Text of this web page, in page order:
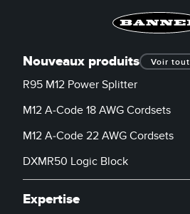
Nouveaux produits Voir tout
R95 M12 Power Splitter
M12 A-Code 18 AWG Cordsets
M12 A-Code 22 AWG Cordsets
DXMR50 Logic Block
Expertise